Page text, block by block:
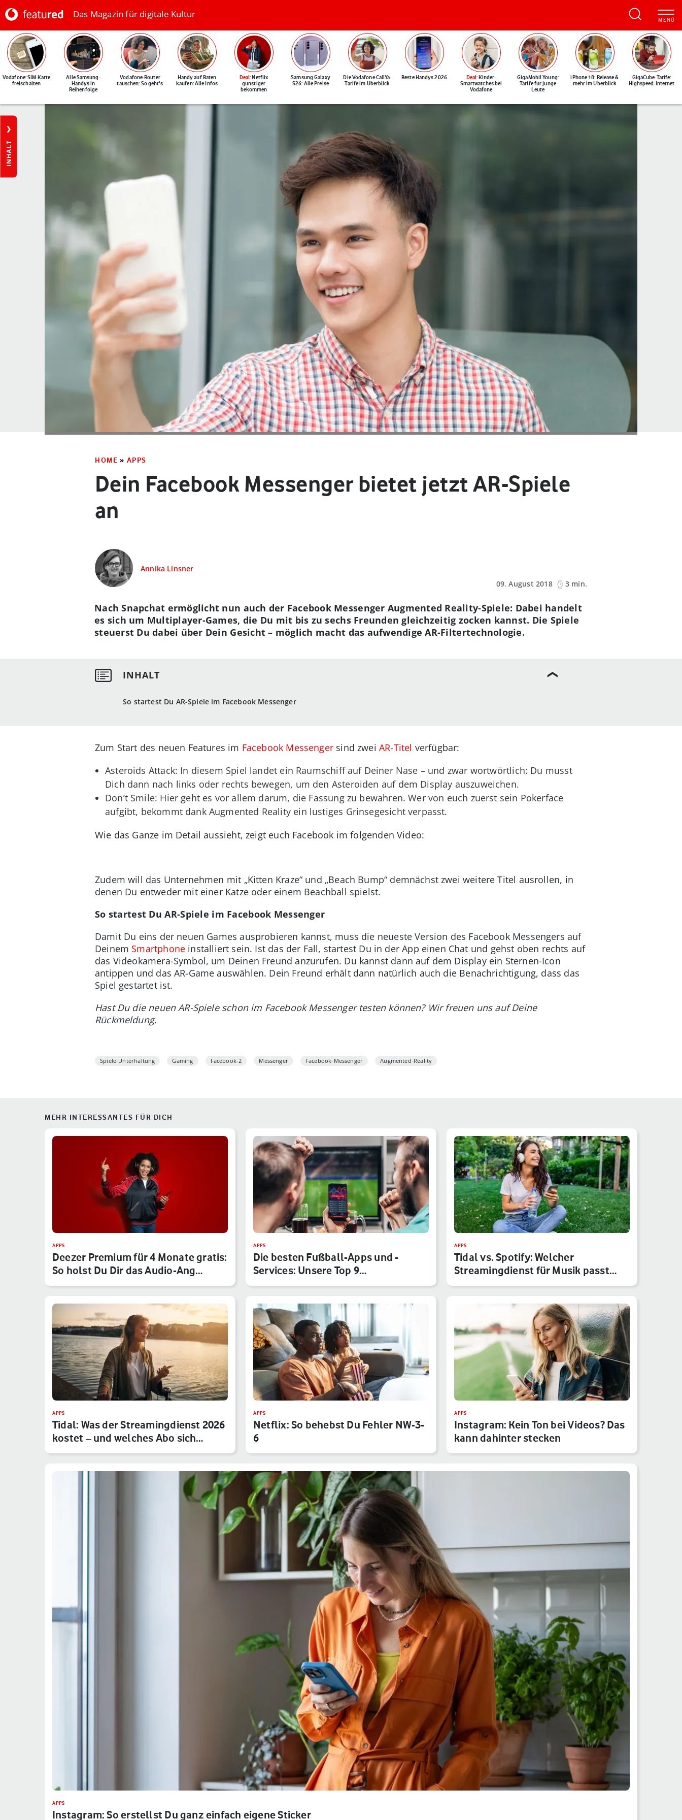
Das Magazin für digitale Kultur
Vodafone: SIM-Karte
freischalten
Alle Samsung-
Handys in
Reihenfolge
Vodafone-Router
tauschen: So geht's
Handy auf Raten
kaufen: Alle Infos
Deal: Netflix
günstiger
bekommen
Samsung Galaxy
S26: Alle Preise
Die Vodafone CallYa-
Tarife im Überblick
Beste Handys 2026 Deal: Kinder-
Smartwatches bei
Vodafone
GigaMobil Young:
Tarife für junge
Leute
iPhone 18: Release &
mehr im Überblick
GigaCube-Tarife:
Highspeed-Internet
INHALT
HOME » APPS
Dein Facebook Messenger bietet jetzt AR-Spiele
an
Annika Linsner
09. August 2018
3 min.
So startest Du AR-Spiele im Facebook Messenger
Nach Snapchat ermöglicht nun auch der Facebook Messenger Augmented Reality-Spiele: Dabei handelt
es sich um Multiplayer-Games, die Du mit bis zu sechs Freunden gleichzeitig zocken kannst. Die Spiele
steuerst Du dabei über Dein Gesicht – möglich macht das aufwendige AR-Filtertechnologie.
Zum Start des neuen Features im Facebook Messenger sind zwei AR-Titel verfügbar:
Asteroids Attack: In diesem Spiel landet ein Raumschiff auf Deiner Nase – und zwar wortwörtlich: Du musst
Dich dann nach links oder rechts bewegen, um den Asteroiden auf dem Display auszuweichen.
Don’t Smile: Hier geht es vor allem darum, die Fassung zu bewahren. Wer von euch zuerst sein Pokerface
aufgibt, bekommt dank Augmented Reality ein lustiges Grinsegesicht verpasst.
Wie das Ganze im Detail aussieht, zeigt euch Facebook im folgenden Video:
Zudem will das Unternehmen mit „Kitten Kraze“ und „Beach Bump“ demnächst zwei weitere Titel ausrollen, in
denen Du entweder mit einer Katze oder einem Beachball spielst.
So startest Du AR-Spiele im Facebook Messenger
Damit Du eins der neuen Games ausprobieren kannst, muss die neueste Version des Facebook Messengers auf
Deinem Smartphone installiert sein. Ist das der Fall, startest Du in der App einen Chat und gehst oben rechts auf
das Videokamera-Symbol, um Deinen Freund anzurufen. Du kannst dann auf dem Display ein Sternen-Icon
antippen und das AR-Game auswählen. Dein Freund erhält dann natürlich auch die Benachrichtigung, dass das
Spiel gestartet ist.
Hast Du die neuen AR-Spiele schon im Facebook Messenger testen können? Wir freuen uns auf Deine
Rückmeldung.
Spiele-Unterhaltung Gaming Facebook-2 Messenger Facebook-Messenger Augmented-Reality
MEHR INTERESSANTES FÜR DICH
APPS
Deezer Premium für 4 Monate gratis:
So holst Du Dir das Audio-Ang…
APPS
Die besten Fußball-Apps und -
Services: Unsere Top 9
Anwendungen f…
APPS
Tidal vs. Spotify: Welcher
Streamingdienst für Musik passt
besser…
APPS
Tidal: Was der Streamingdienst 2026
kostet – und welches Abo sich…
APPS
Netflix: So behebst Du Fehler NW-3-
6
APPS
Instagram: Kein Ton bei Videos? Das
kann dahinter stecken
APPS
Instagram: So erstellst Du ganz einfach eigene Sticker